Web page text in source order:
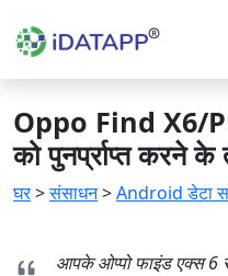
Oppo Find X6/
को पुनर्प्राप्त करने के
घर>संसाधन>Android डेटा
आपके ओप्पो फाइंड एक्स 6